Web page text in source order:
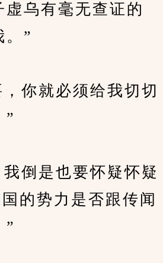
乌有毫无查证的
。”
就必须给我切切
”
是也要怀疑怀疑
的势力是否跟传闻
”